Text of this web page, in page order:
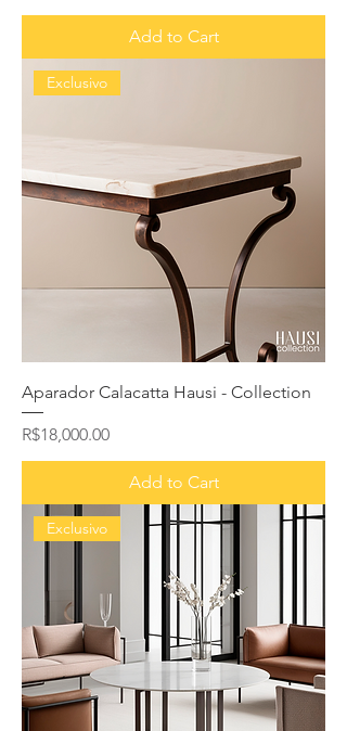
Add to Cart
Exclusivo
Aparador Calacatta Hausi - Collection
Price
R$18,000.00
Add to Cart
Exclusivo